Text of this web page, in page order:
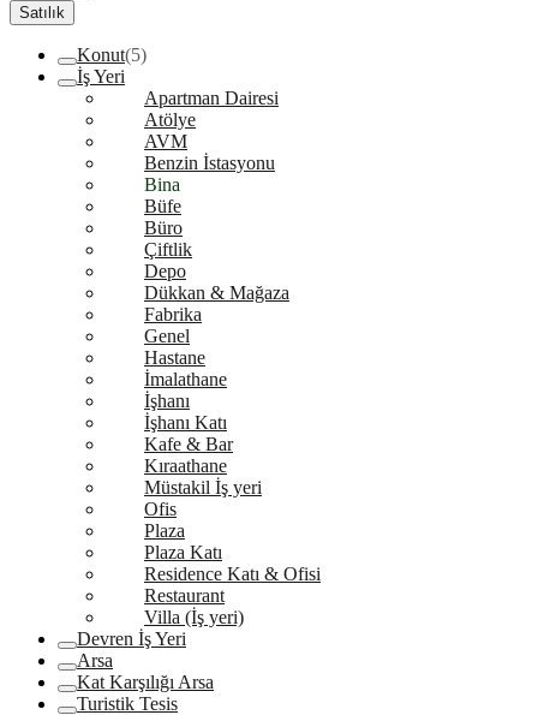
Satılık
Konut(5)
İş Yeri
Apartman Dairesi
Atölye
AVM
Benzin İstasyonu
Bina
Büfe
Büro
Çiftlik
Depo
Dükkan & Mağaza
Fabrika
Genel
Hastane
İmalathane
İşhanı
İşhanı Katı
Kafe & Bar
Kıraathane
Müstakil İş yeri
Ofis
Plaza
Plaza Katı
Residence Katı & Ofisi
Restaurant
Villa (İş yeri)
Devren İş Yeri
Arsa
Kat Karşılığı Arsa
Turistik Tesis